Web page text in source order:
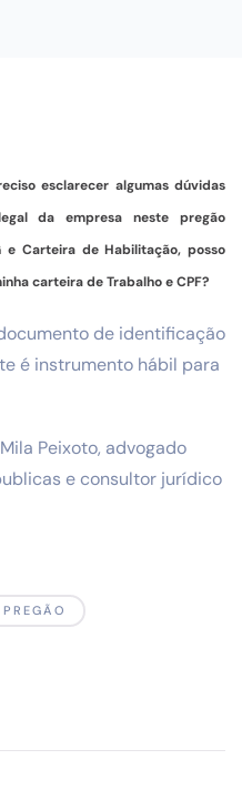
esclarecer algumas dúvidas
da empresa neste pregão
Carteira de Habilitação, posso
carteira de Trabalho e CPF?
de identificação
é instrumento hábil para
Peixoto, advogado
e consultor jurídico
PREGÃO